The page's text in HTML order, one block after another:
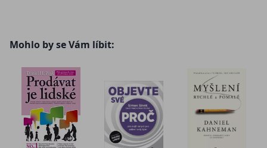
Mohlo by se Vám líbit: